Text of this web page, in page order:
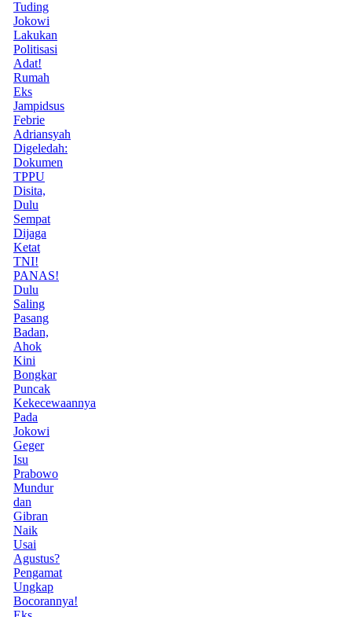
Tuding
Jokowi
Lakukan
Politisasi
Adat!
Rumah
Eks
Jampidsus
Febrie
Adriansyah
Digeledah:
Dokumen
TPPU
Disita,
Dulu
Sempat
Dijaga
Ketat
TNI!
PANAS!
Dulu
Saling
Pasang
Badan,
Ahok
Kini
Bongkar
Puncak
Kekecewaannya
Pada
Jokowi
Geger
Isu
Prabowo
Mundur
dan
Gibran
Naik
Usai
Agustus?
Pengamat
Ungkap
Bocorannya!